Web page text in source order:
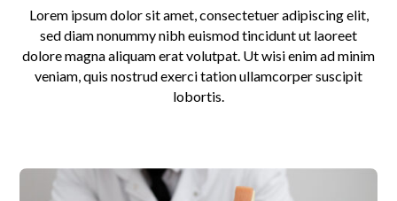
Lorem ipsum dolor sit amet, consectetuer adipiscing elit,
sed diam nonummy nibh euismod tincidunt ut laoreet
dolore magna aliquam erat volutpat. Ut wisi enim ad minim
veniam, quis nostrud exerci tation ullamcorper suscipit
lobortis.